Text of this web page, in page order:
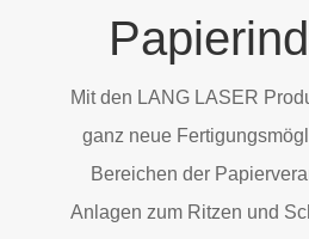
Mit den LANG LASER
ganz neue
Bereichen der
Anlagen zum Ritzen und